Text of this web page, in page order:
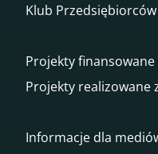
Klub Przedsiębiorców
Projekty
Projekty realizowane
Informacje dla